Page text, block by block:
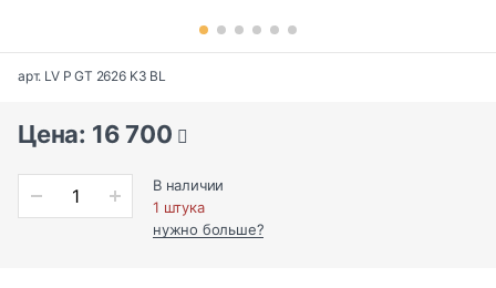
арт. LV P GT 2626 K3 BL
Цена: 16 700
В наличии
1 штука
нужно больше?